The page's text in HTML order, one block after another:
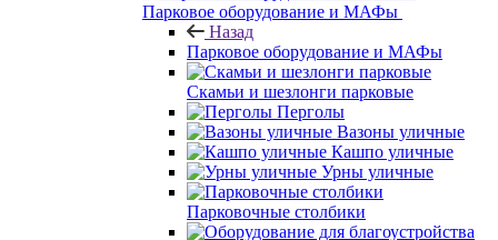
Парковое оборудование и МАФы
Назад
Парковое оборудование и МАФы
Скамьи и шезлонги парковые
Перголы
Вазоны уличные
Кашпо уличные
Урны уличные
Парковочные столбики